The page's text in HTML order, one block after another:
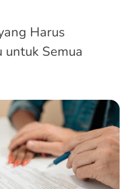
Harus
untuk Semua